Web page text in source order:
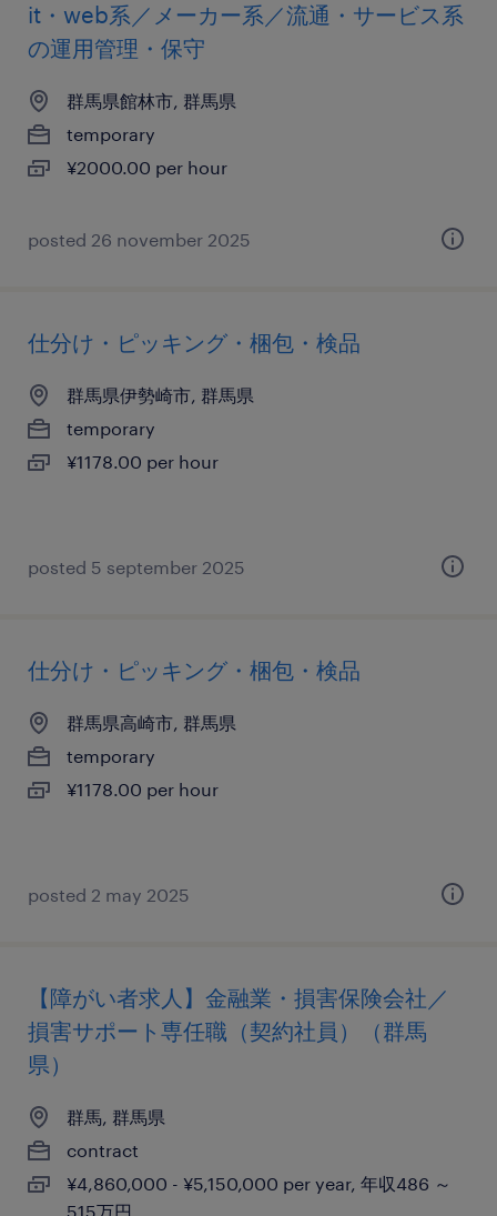
it・web系／メーカー系／流通・サービス系
の運用管理・保守
群馬県館林市, 群馬県
temporary
¥2000.00 per hour
posted 26 november 2025
仕分け・ピッキング・梱包・検品
群馬県伊勢崎市, 群馬県
temporary
¥1178.00 per hour
posted 5 september 2025
仕分け・ピッキング・梱包・検品
群馬県高崎市, 群馬県
temporary
¥1178.00 per hour
posted 2 may 2025
【障がい者求人】金融業・損害保険会社／
損害サポート専任職（契約社員）（群馬
県）
群馬, 群馬県
contract
¥4,860,000 - ¥5,150,000 per year, 年収486 ～
515万円